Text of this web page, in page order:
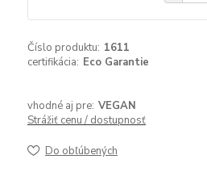
Číslo produktu: 1611
certifikácia: Eco Garantie
vhodné aj pre: VEGAN
Strážiť cenu / dostupnosť
Do obľúbených